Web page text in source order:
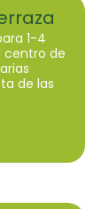
1-4
centro de
de las